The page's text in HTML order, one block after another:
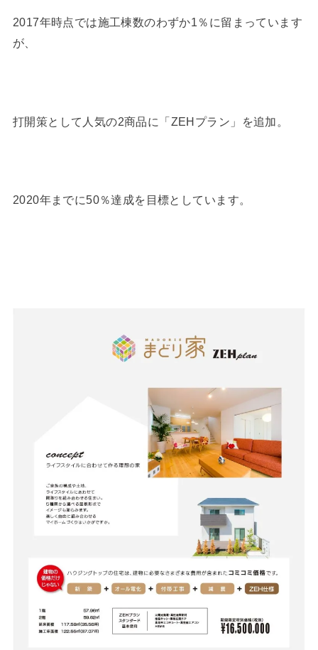
2017年時点では施工棟数のわずか1％に留まっています
が、
打開策として人気の2商品に「ZEHプラン」を追加。
2020年までに50％達成を目標としています。